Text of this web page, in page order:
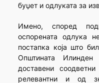
буџет и одлуката за
Имено, според
оспорената одлука
постапка која што
Општината
доставени
релевантни и од